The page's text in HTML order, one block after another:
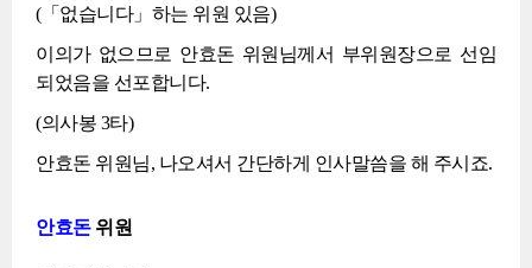
(「없습니다」하는 위원 있음)
이의가 없으므로 안효돈 위원님께서 부위원장으로 선임
되었음을 선포합니다.
(의사봉 3타)
안효돈 위원님, 나오셔서 간단하게 인사말씀을 해 주시죠.
안효돈위원